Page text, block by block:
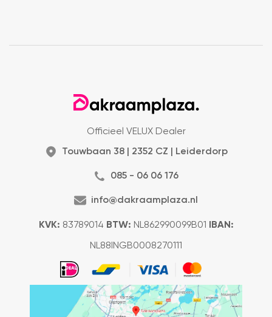
Officieel VELUX Dealer
Touwbaan 38 | 2352 CZ | Leiderdorp
085 - 06 06 176
info@dakraamplaza.nl
KVK: 83789014 BTW: NL862990099B01 IBAN:
NL88INGB0008270111